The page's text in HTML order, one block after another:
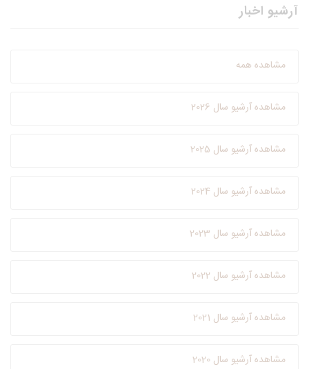
آرشیو اخبار
مشاهده همه
مشاهده آرشیو سال 2026
مشاهده آرشیو سال 2025
مشاهده آرشیو سال 2024
مشاهده آرشیو سال 2023
مشاهده آرشیو سال 2022
مشاهده آرشیو سال 2021
مشاهده آرشیو سال 2020